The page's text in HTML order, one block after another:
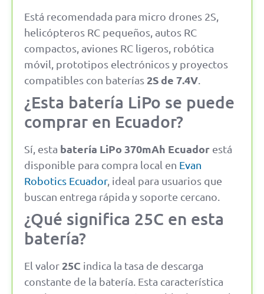
Está recomendada para micro drones 2S,
helicópteros RC pequeños, autos RC
compactos, aviones RC ligeros, robótica
móvil, prototipos electrónicos y proyectos
compatibles con baterías 2S de 7.4V.
¿Esta batería LiPo se puede
comprar en Ecuador?
Sí, esta batería LiPo 370mAh Ecuador está
disponible para compra local en Evan
Robotics Ecuador, ideal para usuarios que
buscan entrega rápida y soporte cercano.
¿Qué significa 25C en esta
batería?
El valor 25C indica la tasa de descarga
constante de la batería. Esta característica